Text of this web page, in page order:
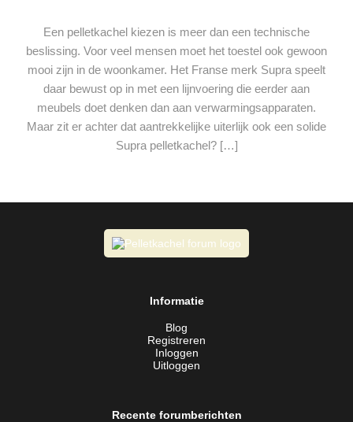
Een pelletkachel kiezen is meer dan een technische
beslissing. Voor veel mensen moet het toestel ook gewoon
mooi zijn in de woonkamer. Het Franse merk Supra speelt
daar bewust op in met een lijnvoering die eerder aan
meubels doet denken dan aan verwarmingsapparaten.
Maar zit er achter dat aantrekkelijke uiterlijk ook een solide
Supra pelletkachel? […]
Informatie
Blog
Registreren
Inloggen
Uitloggen
Recente forumberichten